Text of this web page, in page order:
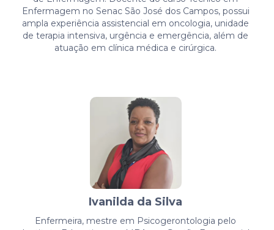
Enfermagem no Senac São José dos Campos, possui
ampla experiência assistencial em oncologia, unidade
de terapia intensiva, urgência e emergência, além de
atuação em clínica médica e cirúrgica.
Ivanilda da Silva
Enfermeira, mestre em Psicogerontologia pelo